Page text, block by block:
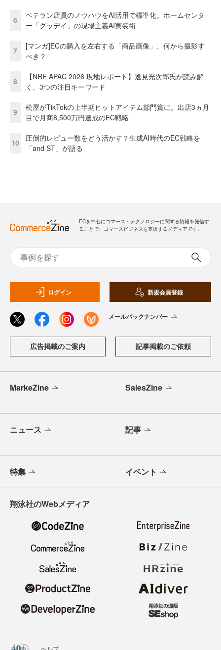
6
ベテラン店員のノウハウをAI活用で標準化。ホームセンタ
ー「グッデイ」の現場主義AI実装術
7
[マンガ]ECの購入を左右する「商品画像」、何から撮影す
べき？
8
【NRF APAC 2026 現地レポート】逸見光次郎氏が読み解
く、3つの注目キーワード
9
松屋がTikTokの上半期ヒットアイテム部門賞に。出店3ヵ月
目で月商8,500万円達成のEC戦略
10
圧倒的レビュー数をどう活かす？生成AI時代のEC戦略を
「and ST」が語る
ECを中心にコマース・テクノロジーに関する情報を発信す
ることで、コマースビジネスを支援するメディアです。
ログイン 新規会員登録
メールバックナンバー
広告掲載のご案内 記事掲載のご依頼
MarkeZine SalesZine
ニュース 記事
特集 イベント
翔泳社のWebメディア
ヘルプ